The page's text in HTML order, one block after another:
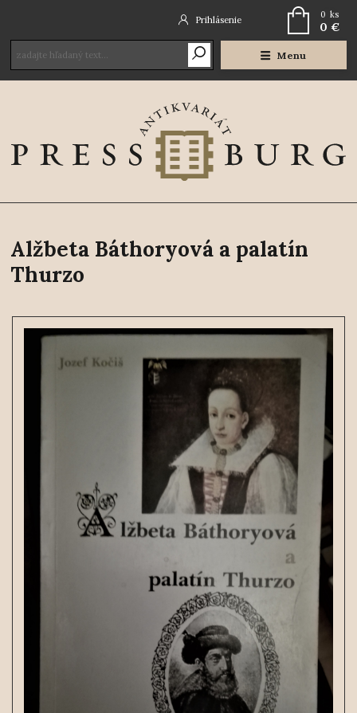
Menu
Prihlásenie 0 ks
0 €
Alžbeta Báthoryová a palatín
Thurzo